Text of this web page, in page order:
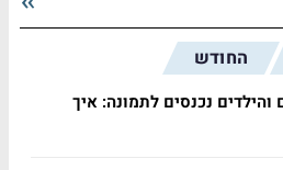
החודש
נכנסים לתמונה: איך